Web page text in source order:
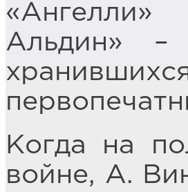
Альдин» –
Когда на
войне, А.